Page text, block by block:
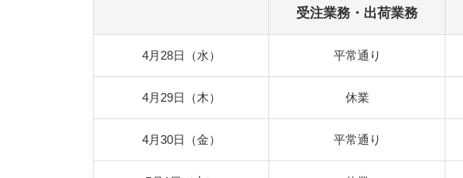
受注業務・出荷業務
4月28日（水） 平常通り
4月29日（木） 休業
4月30日（金） 平常通り